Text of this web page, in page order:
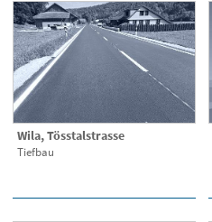
Wila, Tösstalstrasse
Tiefbau